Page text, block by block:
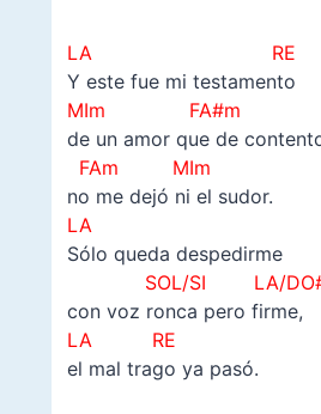
LA RE
Y este fue mi testamento
MIm FA#m
de un amor que de
FAm MIm
no me dejó ni el sudor.
LA
Sólo queda despedirme
SOL/SI LA/
con voz ronca pero firme,
LA RE
el mal trago ya pasó.